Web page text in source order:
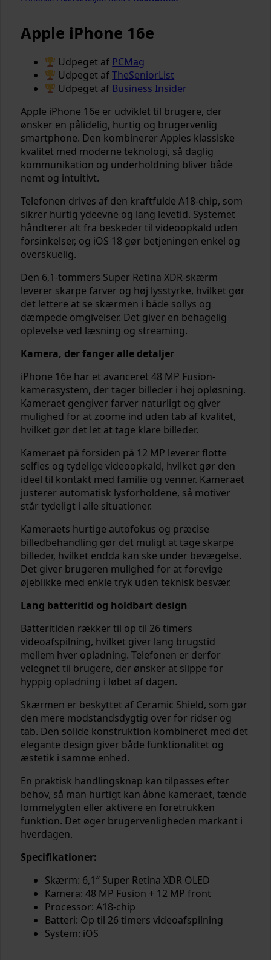
Apple iPhone 16e
Udpeget af PCMag
Udpeget afTheSeniorList
Udpeget af Business Insider
Apple iPhone 16e er udviklet til brugere, der
ønsker en pålidelig, hurtig og brugervenlig
smartphone. Den kombinerer Apples klassiske
kvalitet med moderne teknologi, så daglig
kommunikation og underholdning bliver både
nemt og intuitivt.
Telefonen drives af den kraftfulde A18-chip, som
sikrer hurtig ydeevne og lang levetid. Systemet
håndterer alt fra beskeder til videoopkald uden
forsinkelser, og iOS 18 gør betjeningen enkel og
overskuelig.
Den 6,1-tommers Super Retina XDR-skærm
leverer skarpe farver og høj lysstyrke, hvilket gør
det lettere at se skærmen i både sollys og
dæmpede omgivelser. Det giver en behagelig
oplevelse ved læsning og streaming.
Kamera, der fanger alle detaljer
iPhone 16e har et avanceret 48 MP Fusion-
kamerasystem, der tager billeder i høj opløsning.
Kameraet gengiver farver naturligt og giver
mulighed for at zoome ind uden tab af kvalitet,
hvilket gør det let at tage klare billeder.
Kameraet på forsiden på 12 MP leverer flotte
selfies og tydelige videoopkald, hvilket gør den
ideel til kontakt med familie og venner. Kameraet
justerer automatisk lysforholdene, så motiver
står tydeligt i alle situationer.
Kameraets hurtige autofokus og præcise
billedbehandling gør det muligt at tage skarpe
billeder, hvilket endda kan ske under bevægelse.
Det giver brugeren mulighed for at forevige
øjeblikke med enkle tryk uden teknisk besvær.
Lang batteritid og holdbart design
Batteritiden rækker til op til 26 timers
videoafspilning, hvilket giver lang brugstid
mellem hver opladning. Telefonen er derfor
velegnet til brugere, der ønsker at slippe for
hyppig opladning i løbet af dagen.
Skærmen er beskyttet af Ceramic Shield, som gør
den mere modstandsdygtig over for ridser og
tab. Den solide konstruktion kombineret med det
elegante design giver både funktionalitet og
æstetik i samme enhed.
En praktisk handlingsknap kan tilpasses efter
behov, så man hurtigt kan åbne kameraet, tænde
lommelygten eller aktivere en foretrukken
funktion. Det øger brugervenligheden markant i
hverdagen.
Specifikationer:
Skærm: 6,1″ Super Retina XDR OLED
Kamera: 48 MP Fusion + 12 MP front
Processor: A18-chip
Batteri: Op til 26 timers videoafspilning
System: iOS